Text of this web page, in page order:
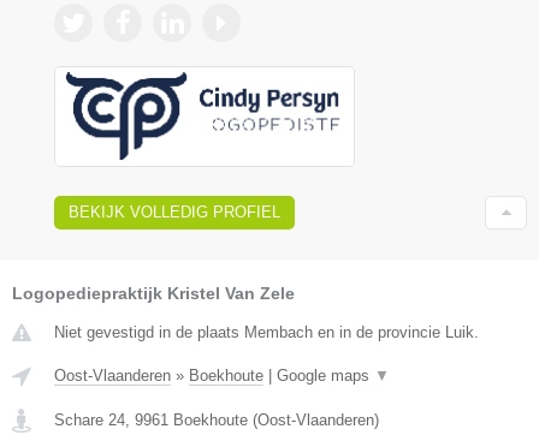
BEKIJK VOLLEDIG PROFIEL
Logopediepraktijk Kristel Van Zele
Niet gevestigd in de plaats Membach en in de provincie Luik.
Oost-Vlaanderen » Boekhoute Google maps ▼
Schare 24, 9961 Boekhoute (Oost-Vlaanderen)